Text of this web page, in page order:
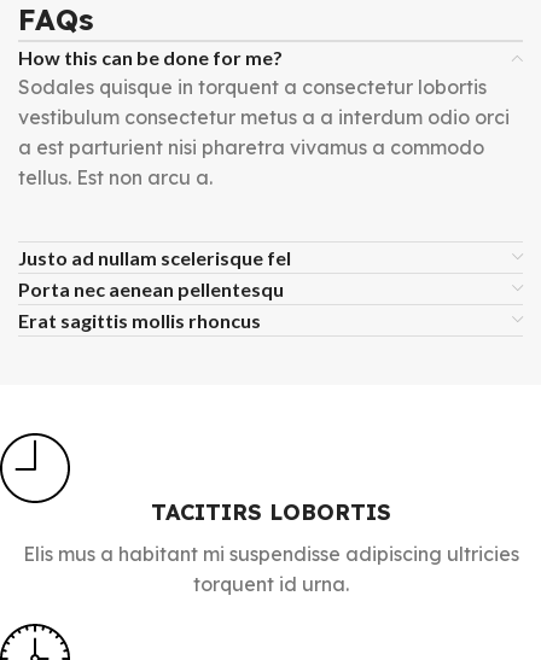
FAQs
How this can be done for me?
Sodales quisque in torquent a consectetur lobortis
vestibulum consectetur metus a a interdum odio orci
a est parturient nisi pharetra vivamus a commodo
tellus. Est non arcu a.
Justo ad nullam scelerisque fel
Porta nec aenean pellentesqu
Erat sagittis mollis rhoncus
TACITIRS LOBORTIS
Elis mus a habitant mi suspendisse adipiscing ultricies
torquent id urna.